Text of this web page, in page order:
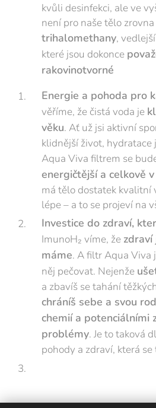
kvůli desinfekci, ale ve
není pro naše tělo
trihalomethany,
které jsou dokonce
rakovinotvorné
Energie a pohoda pro
věříme, že čistá voda je
věku. Ať už jsi aktivní
klidnější život, hydratace
Aqua Viva filtrem se
energičtější a celkově
má tělo dostatek kvalitní
lépe – a to se projeví na
Investice do zdraví,
ImunoH₂ víme, že zdraví
máme. A filtr Aqua Viva
něj pečovat. Nejenže
a zbavíš se tahání
chráníš sebe a svou
chemií a potenciálními
problémy. Je to taková
pohody a zdraví, která